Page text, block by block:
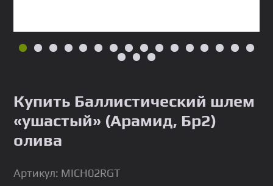
Купить Баллистический шлем
«ушастый» (Арамид, Бр2)
олива
Артикул: MICH02RGT